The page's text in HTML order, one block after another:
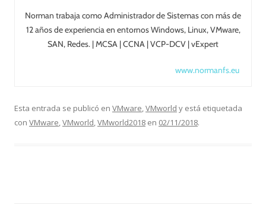
Norman trabaja como Administrador de Sistemas con más de
12 años de experiencia en entornos Windows, Linux, VMware,
SAN, Redes. | MCSA | CCNA | VCP-DCV | vExpert
www.normanfs.eu
Esta entrada se publicó en VMware,VMworld y está etiquetada
con VMware,VMworld,VMworld2018 en 02/11/2018.